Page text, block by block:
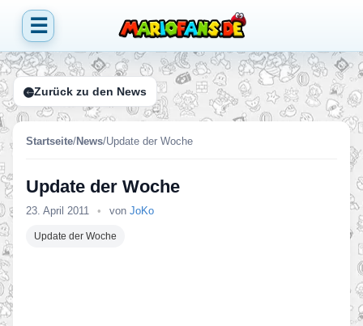
☰
Zurück zu den News
Startseite/News/Update der Woche
Update der Woche
23. April 2011 • von JoKo
Update der Woche